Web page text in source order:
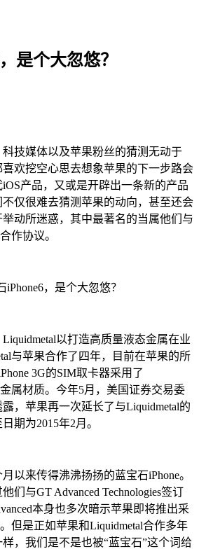
是个大忽悠？
技媒体以及苹果粉丝的猜测无动于
欢挖空心思去想象苹果的下一步路会
产品，又或是开辟出一条新的产品
仅很难去猜测苹果的动向，甚至还会
动所迷惑，其中最著名的当属他们与
作协议。
以打造高质量液态金属在业
与苹果合作了四年，目前在苹果的所
3G的SIM取卡器采用了
属材质。今年5月，美国证券交易委
，苹果再一次延长了与Liquidmetal的
期为2015年2月。
以来传得沸沸扬扬的蓝宝石iPhone。
们与GT Advanced Technologies签订
本身也多次暗示苹果即将推出采
但是正如苹果和Liquidmetal合作多年
，我们是不是也被“蓝宝石”这个词给